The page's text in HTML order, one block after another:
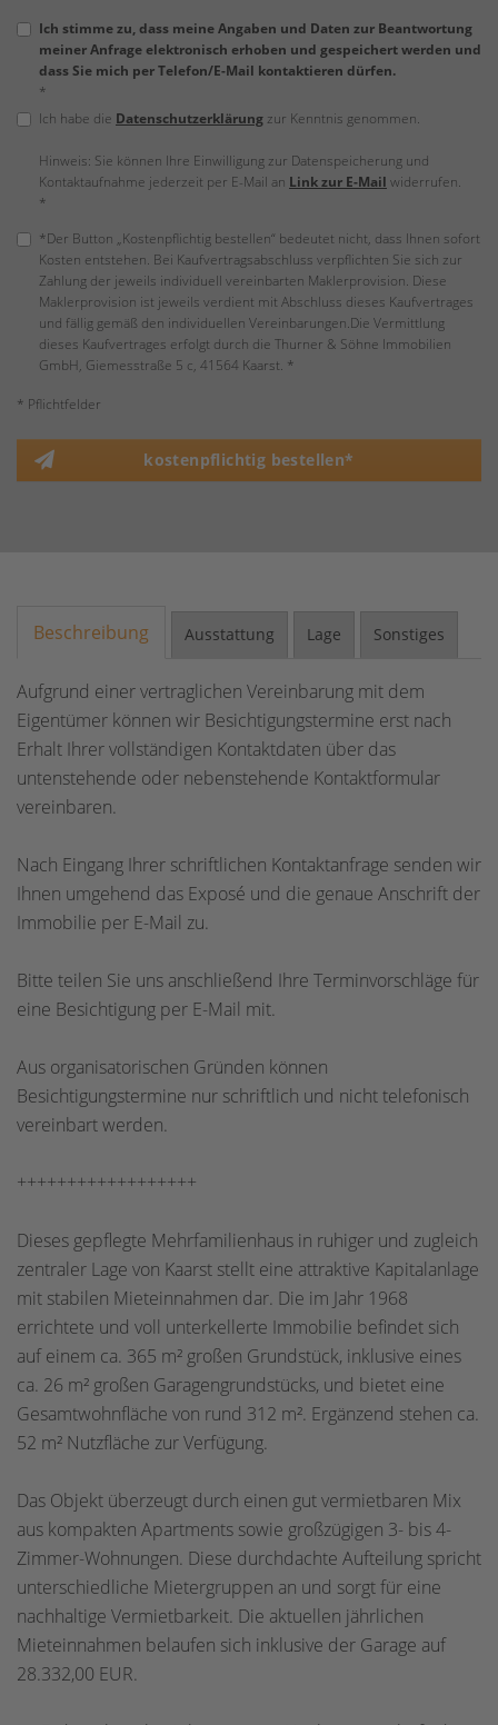
Ich stimme zu, dass meine Angaben und Daten zur Beantwortung
meiner Anfrage elektronisch erhoben und gespeichert werden und
dass Sie mich per Telefon/E-Mail kontaktieren dürfen.
*
Ich habe die Datenschutzerklärung zur Kenntnis genommen.
Hinweis: Sie können Ihre Einwilligung zur Datenspeicherung und
Kontaktaufnahme jederzeit per E-Mail an Link zur E-Mail widerrufen.
*
*Der Button „Kostenpflichtig bestellen“ bedeutet nicht, dass Ihnen sofort
Kosten entstehen. Bei Kaufvertragsabschluss verpflichten Sie sich zur
Zahlung der jeweils individuell vereinbarten Maklerprovision. Diese
Maklerprovision ist jeweils verdient mit Abschluss dieses Kaufvertrages
und fällig gemäß den individuellen Vereinbarungen.Die Vermittlung
dieses Kaufvertrages erfolgt durch die Thurner & Söhne Immobilien
GmbH, Giemesstraße 5 c, 41564 Kaarst. *
* Pflichtfelder
kostenpflichtig bestellen*
Beschreibung Ausstattung Lage Sonstiges
Aufgrund einer vertraglichen Vereinbarung mit dem
Eigentümer können wir Besichtigungstermine erst nach
Erhalt Ihrer vollständigen Kontaktdaten über das
untenstehende oder nebenstehende Kontaktformular
vereinbaren.
Nach Eingang Ihrer schriftlichen Kontaktanfrage senden wir
Ihnen umgehend das Exposé und die genaue Anschrift der
Immobilie per E-Mail zu.
Bitte teilen Sie uns anschließend Ihre Terminvorschläge für
eine Besichtigung per E-Mail mit.
Aus organisatorischen Gründen können
Besichtigungstermine nur schriftlich und nicht telefonisch
vereinbart werden.
++++++++++++++++++
Dieses gepflegte Mehrfamilienhaus in ruhiger und zugleich
zentraler Lage von Kaarst stellt eine attraktive Kapitalanlage
mit stabilen Mieteinnahmen dar. Die im Jahr 1968
errichtete und voll unterkellerte Immobilie befindet sich
auf einem ca. 365 m² großen Grundstück, inklusive eines
ca. 26 m² großen Garagengrundstücks, und bietet eine
Gesamtwohnfläche von rund 312 m². Ergänzend stehen ca.
52 m² Nutzfläche zur Verfügung.
Das Objekt überzeugt durch einen gut vermietbaren Mix
aus kompakten Apartments sowie großzügigen 3- bis 4-
Zimmer-Wohnungen. Diese durchdachte Aufteilung spricht
unterschiedliche Mietergruppen an und sorgt für eine
nachhaltige Vermietbarkeit. Die aktuellen jährlichen
Mieteinnahmen belaufen sich inklusive der Garage auf
28.332,00 EUR.